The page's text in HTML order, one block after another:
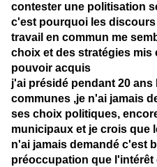
contester une politisation
c'est pourquoi les
travail en commun me
choix et des stratégies
pouvoir acquis
j'ai présidé pendant 20 ans
communes ,je n'ai jamais
ses choix politiques,
municipaux et je crois que
n'ai jamais demandé c'est
préoccupation que l'intérêt